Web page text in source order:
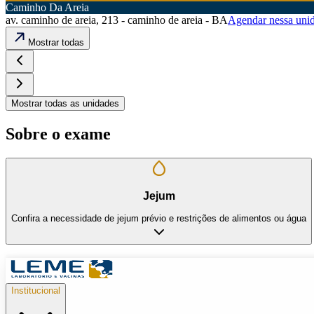
Caminho Da Areia
av. caminho de areia, 213 - caminho de areia - BAAgendar nessa
Mostrar todas
Mostrar todas as unidades
Sobre o exame
Jejum
Confira a necessidade de jejum prévio e restrições de alimentos ou água
Institucional